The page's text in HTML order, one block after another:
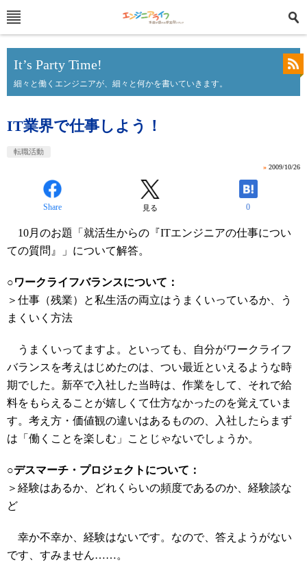
It’s Party Time!
細々と働くエンジニアが、細々と何かを書いていきます。
IT業界で仕事しよう！
転職活動
» 2009/10/26
Share 見る 0
10月のお題「就活生からの『ITエンジニアの仕事につい
ての質問』」について解答。
○ワークライフバランスについて：
＞仕事（残業）と私生活の両立はうまくいっているか、う
まくいく方法
うまくいってますよ。といっても、自分がワークライフ
バランスを考えはじめたのは、つい最近といえるような時
期でした。新卒で入社した当時は、作業をして、それで給
料をもらえることが嬉しくて仕方なかったのを覚えていま
す。考え方・価値観の違いはあるものの、入社したらまず
は「働くことを楽しむ」ことじゃないでしょうか。
○デスマーチ・プロジェクトについて：
＞経験はあるか、どれくらいの頻度であるのか、経験談な
ど
幸か不幸か、経験はないです。なので、答えようがない
です、すみません……。